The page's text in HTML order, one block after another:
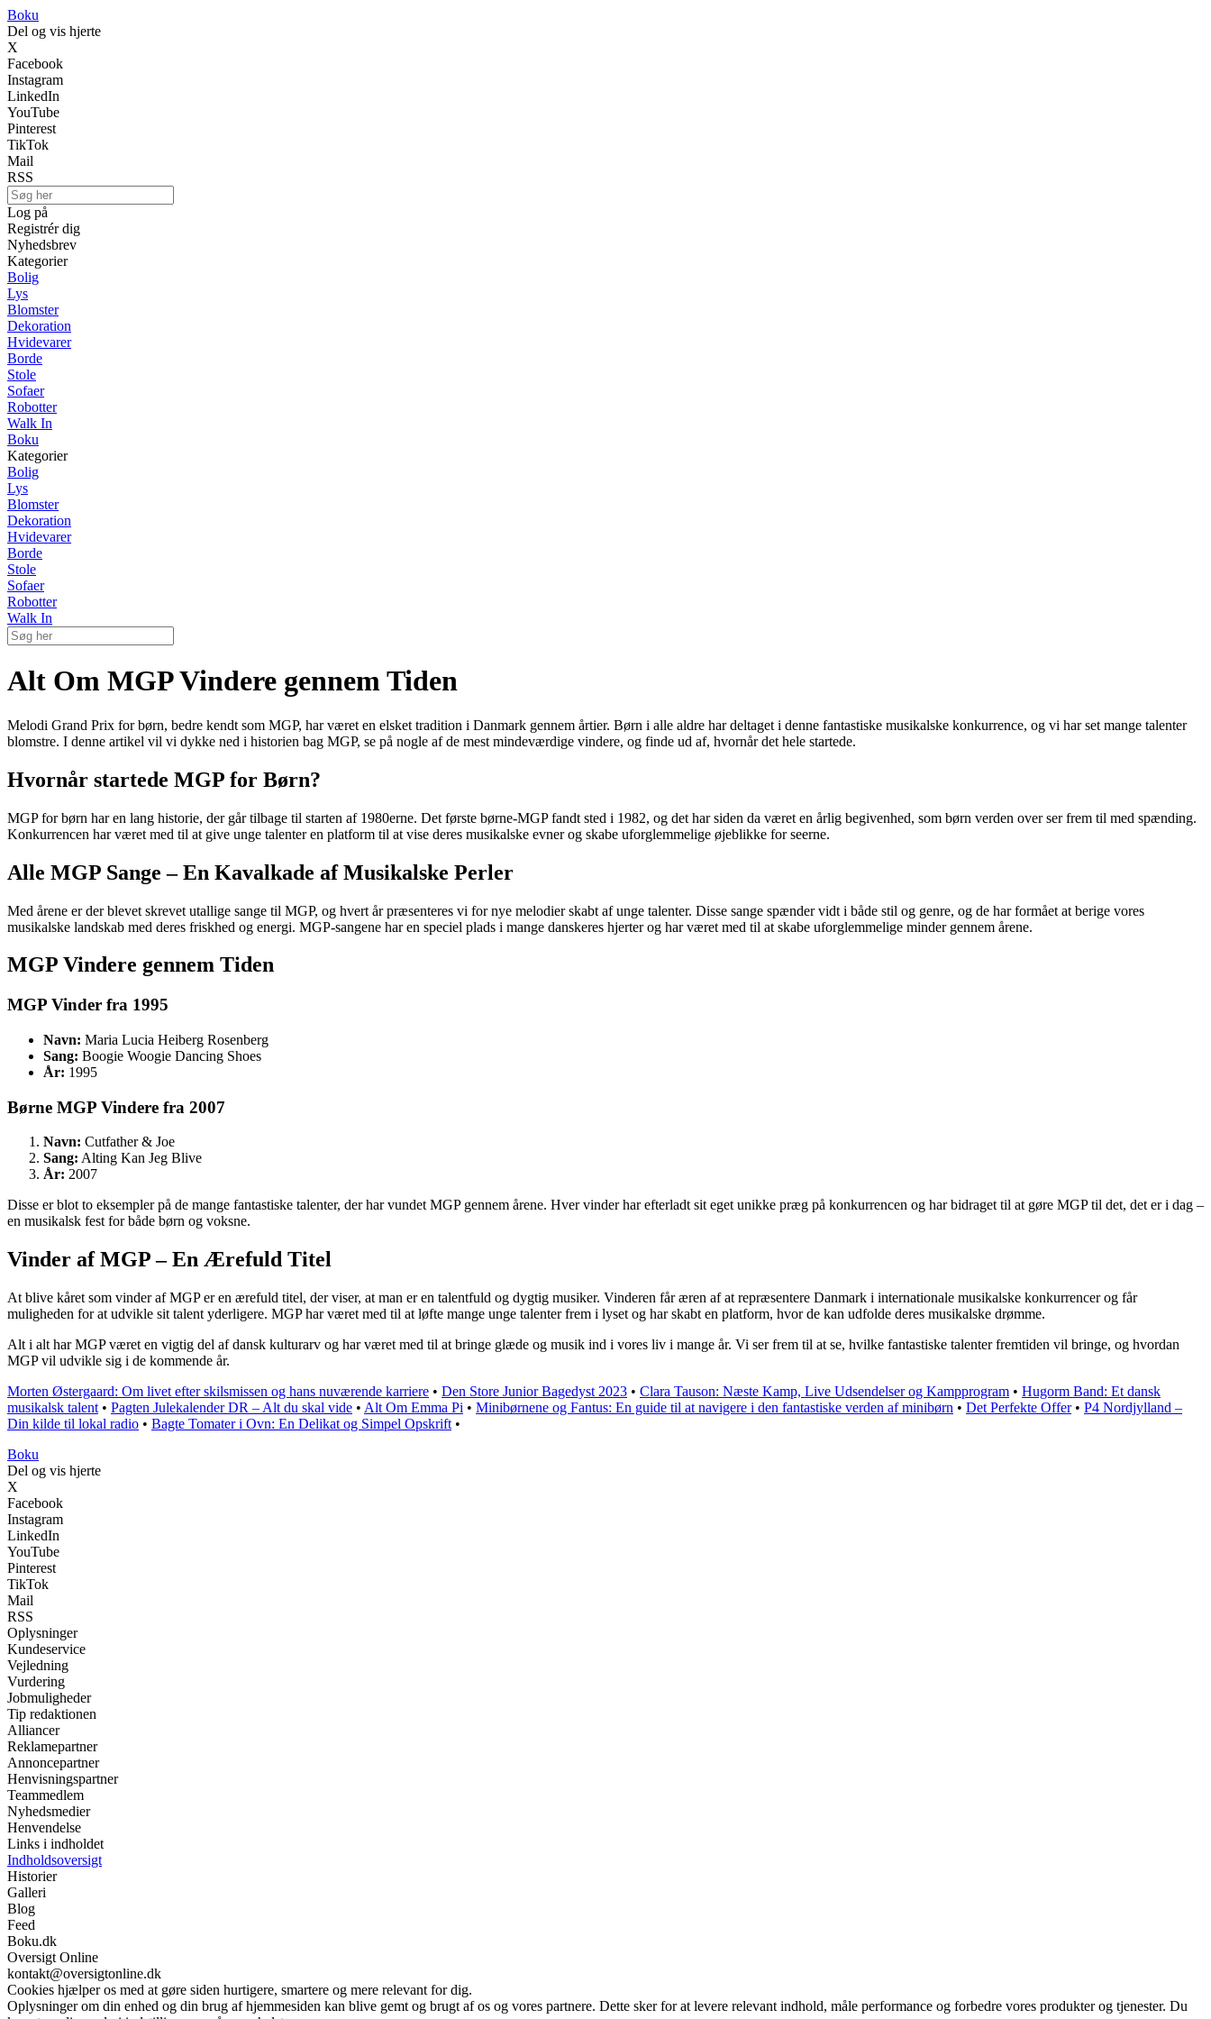
Boku
Del og vis hjerte
X
Facebook
Instagram
LinkedIn
YouTube
Pinterest
TikTok
Mail
RSS
Log på
Registrér dig
Nyhedsbrev
Kategorier
Bolig
Lys
Blomster
Dekoration
Hvidevarer
Borde
Stole
Sofaer
Robotter
Walk In
Boku
Kategorier
Bolig
Lys
Blomster
Dekoration
Hvidevarer
Borde
Stole
Sofaer
Robotter
Walk In
Alt Om MGP Vindere gennem Tiden
Melodi Grand Prix for børn, bedre kendt som MGP, har været en elsket tradition i Danmark gennem årtier. Børn i alle aldre har deltaget i denne fantastiske musikalske konkurrence, og vi har set mange talenter
blomstre. I denne artikel vil vi dykke ned i historien bag MGP, se på nogle af de mest mindeværdige vindere, og finde ud af, hvornår det hele startede.
Hvornår startede MGP for Børn?
MGP for børn har en lang historie, der går tilbage til starten af 1980erne. Det første børne-MGP fandt sted i 1982, og det har siden da været en årlig begivenhed, som børn verden over ser frem til med spænding.
Konkurrencen har været med til at give unge talenter en platform til at vise deres musikalske evner og skabe uforglemmelige øjeblikke for seerne.
Alle MGP Sange – En Kavalkade af Musikalske Perler
Med årene er der blevet skrevet utallige sange til MGP, og hvert år præsenteres vi for nye melodier skabt af unge talenter. Disse sange spænder vidt i både stil og genre, og de har formået at berige vores
musikalske landskab med deres friskhed og energi. MGP-sangene har en speciel plads i mange danskeres hjerter og har været med til at skabe uforglemmelige minder gennem årene.
MGP Vindere gennem Tiden
MGP Vinder fra 1995
Navn: Maria Lucia Heiberg Rosenberg
Sang: Boogie Woogie Dancing Shoes
År: 1995
Børne MGP Vindere fra 2007
Navn: Cutfather & Joe
Sang: Alting Kan Jeg Blive
År: 2007
Disse er blot to eksempler på de mange fantastiske talenter, der har vundet MGP gennem årene. Hver vinder har efterladt sit eget unikke præg på konkurrencen og har bidraget til at gøre MGP til det, det er i dag –
en musikalsk fest for både børn og voksne.
Vinder af MGP – En Ærefuld Titel
At blive kåret som vinder af MGP er en ærefuld titel, der viser, at man er en talentfuld og dygtig musiker. Vinderen får æren af at repræsentere Danmark i internationale musikalske konkurrencer og får
muligheden for at udvikle sit talent yderligere. MGP har været med til at løfte mange unge talenter frem i lyset og har skabt en platform, hvor de kan udfolde deres musikalske drømme.
Alt i alt har MGP været en vigtig del af dansk kulturarv og har været med til at bringe glæde og musik ind i vores liv i mange år. Vi ser frem til at se, hvilke fantastiske talenter fremtiden vil bringe, og hvordan
MGP vil udvikle sig i de kommende år.
Morten Østergaard: Om livet efter skilsmissen og hans nuværende karriere • Den Store Junior Bagedyst 2023 • Clara Tauson: Næste Kamp, Live Udsendelser og Kampprogram • Hugorm Band: Et dansk
musikalsk talent • Pagten Julekalender DR – Alt du skal vide • Alt Om Emma Pi • Minibørnene og Fantus: En guide til at navigere i den fantastiske verden af ​​minibørn • Det Perfekte Offer• P4 Nordjylland –
Din kilde til lokal radio • Bagte Tomater i Ovn: En Delikat og Simpel Opskrift •
Boku
Del og vis hjerte
X
Facebook
Instagram
LinkedIn
YouTube
Pinterest
TikTok
Mail
RSS
Oplysninger
Kundeservice
Vejledning
Vurdering
Jobmuligheder
Tip redaktionen
Alliancer
Reklamepartner
Annoncepartner
Henvisningspartner
Teammedlem
Nyhedsmedier
Henvendelse
Links i indholdet
Indholdsoversigt
Historier
Galleri
Blog
Feed
Boku.dk
Oversigt Online
kontakt@oversigtonline.dk
Cookies hjælper os med at gøre siden hurtigere, smartere og mere relevant for dig.
Oplysninger om din enhed og din brug af hjemmesiden kan blive gemt og brugt af os og vores partnere. Dette sker for at levere relevant indhold, måle performance og forbedre vores produkter og tjenester. Du